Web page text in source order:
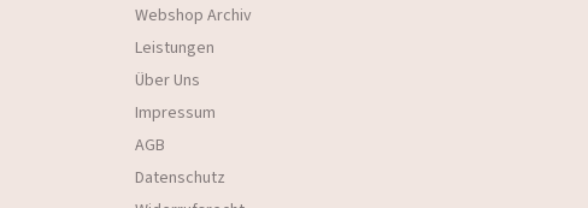
Webshop Archiv
Leistungen
Über Uns
Impressum
AGB
Datenschutz